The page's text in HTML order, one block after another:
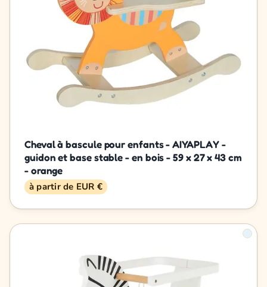
Cheval à bascule pour enfants - AIYAPLAY -
guidon et base stable - en bois - 59 x 27 x 43 cm
- orange
à partir de EUR €